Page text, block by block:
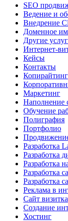
SEO
Ведение и
Внедрение
Доменное
Другие
Интернет-
Кейсы
Контакты
Копирайтинг
Маркетинг
Наполнение
Обучение
Полиграфия
Портфолио
Разработка
Разработка
Разработка
Разработка
Разработка
Реклама в
Сайт визитка
Создание
Хостинг